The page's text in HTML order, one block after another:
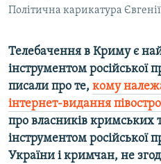
ІНФОГРАФІКА
ДОЛУЧАЙСЯ!
Усі сайти RFE/RL
Політична карикатура
Телебачення в Криму є
інструментом російської
писали про те, кому
інтернет-видання
про власників кримських
інструментом російської
України і кримчан, не